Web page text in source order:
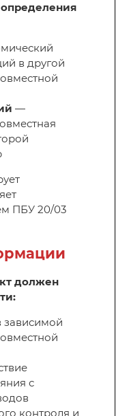
в другой
—
ПБУ 20/03
должен
зависимой
с
контроля и